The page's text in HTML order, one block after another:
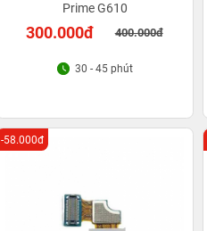
Prime G610
300.000đ 400.000đ
30 - 45 phút
-58.000đ